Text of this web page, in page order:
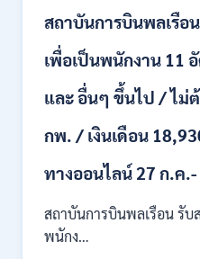
13
ส.ค.
/
เดือน
/
13
25
สิงหาคม
2569
สถาบันการบินพลเรือ
เพื่อเป็นพนักงาน 11
และ อื่นๆ ขึ้นไป / ไม่
กพ. / เงินเดือน
ทางออนไลน์ 27 ก.ค
สถาบันการบินพลเรือน รับ
พนักง…